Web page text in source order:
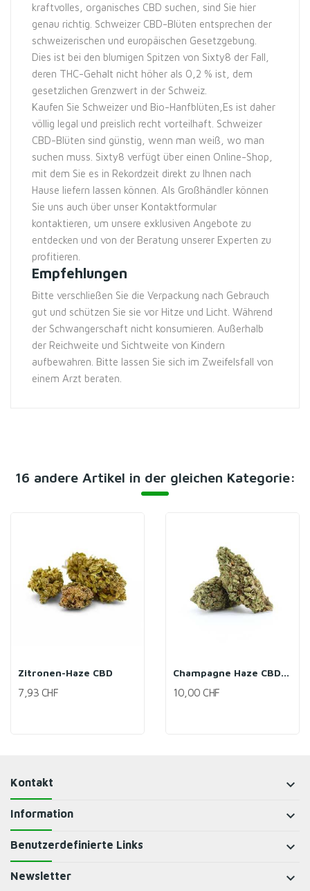
kraftvolles, organisches CBD suchen, sind Sie hier
genau richtig. Schweizer CBD-Blüten entsprechen der
schweizerischen und europäischen Gesetzgebung.
Dies ist bei den blumigen Spitzen von Sixty8 der Fall,
deren THC-Gehalt nicht höher als 0,2 % ist, dem
gesetzlichen Grenzwert in der Schweiz.
Kaufen Sie Schweizer und Bio-Hanfblüten,Es ist daher
völlig legal und preislich recht vorteilhaft. Schweizer
CBD-Blüten sind günstig, wenn man weiß, wo man
suchen muss. Sixty8 verfügt über einen Online-Shop,
mit dem Sie es in Rekordzeit direkt zu Ihnen nach
Hause liefern lassen können. Als Großhändler können
Sie uns auch über unser Kontaktformular
kontaktieren, um unsere exklusiven Angebote zu
entdecken und von der Beratung unserer Experten zu
profitieren.
Empfehlungen
Bitte verschließen Sie die Verpackung nach Gebrauch
gut und schützen Sie sie vor Hitze und Licht. Während
der Schwangerschaft nicht konsumieren. Außerhalb
der Reichweite und Sichtweite von Kindern
aufbewahren. Bitte lassen Sie sich im Zweifelsfall von
einem Arzt beraten.
16 andere Artikel in der gleichen Kategorie:
Zitronen-Haze CBD
7,93 CHF
Champagne Haze CBD (29%)
10,00 CHF
Kontakt keyboard_arrow_down
Information keyboard_arrow_down
Benutzerdefinierte Links keyboard_arrow_down
Newsletter keyboard_arrow_down